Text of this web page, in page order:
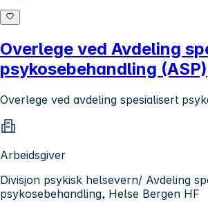
Overlege ved Avdeling
psykosebehandling (ASP)
Overlege ved avdeling spesialisert
Arbeidsgiver
Divisjon psykisk helsevern/ Avdeling
psykosebehandling, Helse Bergen HF